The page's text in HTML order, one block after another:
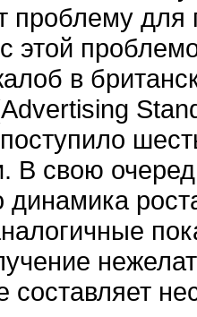
проблему
этой
в
В свою
динамика